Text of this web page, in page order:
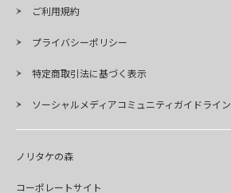
ご利用規約
プライバシーポリシー
特定商取引法に基づく表示
ソーシャルメディアコミュニティガイドライン
ノリタケの森
コーポレートサイト